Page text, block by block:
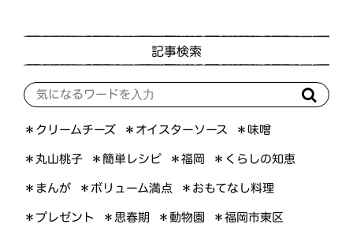
記事検索
＊クリームチーズ ＊オイスターソース ＊味噌
＊丸山桃子 ＊簡単レシピ ＊福岡 ＊くらしの知恵
＊まんが ＊ボリューム満点 ＊おもてなし料理
＊プレゼント ＊思春期 ＊動物園 ＊福岡市東区